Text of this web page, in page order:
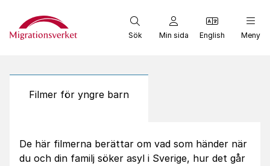
Start
Sök Min sida English Meny
Filmer för yngre barn
De här filmerna berättar om vad som händer när
du och din familj söker asyl i Sverige, hur det går